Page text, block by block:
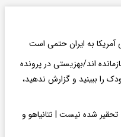
آمریکا به ایران حتمی است
اند/بهزیستی در پرونده
را ببینید و گزارش ندهید،
شده نیست | نتانیاهو و